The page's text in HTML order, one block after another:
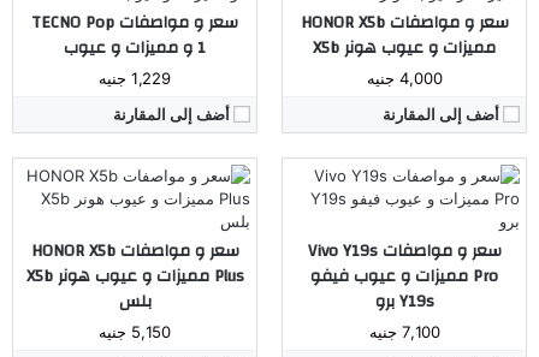
سعر و مواصفات HONOR X5b
مميزات و عيوب هونر X5b
4,000 جنيه
أضف إلى المقارنة
سعر و مواصفات TECNO Pop
1 و مميزات و عيوب
1,229 جنيه
أضف إلى المقارنة
سعر و مواصفات Vivo Y19s
Pro مميزات و عيوب فيفو
Y19s برو
7,100 جنيه
ذاكرة داخليه / رام:128/256 جيجا مع 6 جيجا رام
الشاشة:6.68 بوصة بدقة 720x1608 بها ثقب صغير
البطارية:6000 مللي أمبير
نظام التشغيل:اندرويد 15
مراجعة كاملة ←
سعر و مواصفات HONOR X5b
Plus مميزات و عيوب هونر X5b
بلس
5,150 جنيه
ذاكرة داخليه / رام:128 جيجا مع 4 جيجا رام
الشاشة: 6.56 بوصة بدقة HD+ بها نوتش صغير
البطارية:5200 مللي أمبير
نظام التشغيل:اندرويد 14
مراجعة كاملة ←